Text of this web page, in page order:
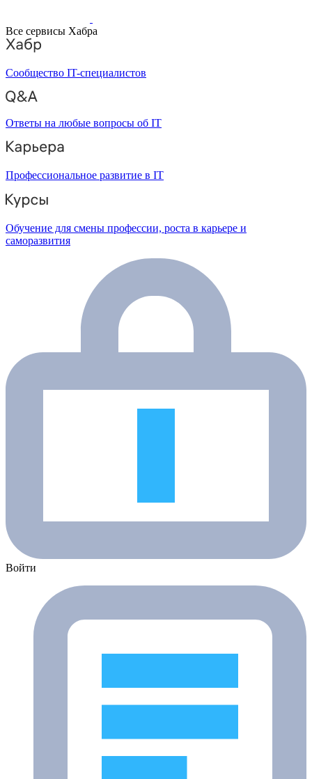
Все сервисы Хабра
Сообщество IT-специалистов
Ответы на любые вопросы об IT
Профессиональное развитие в IT
Обучение для смены профессии, роста в карьере и
саморазвития
Войти